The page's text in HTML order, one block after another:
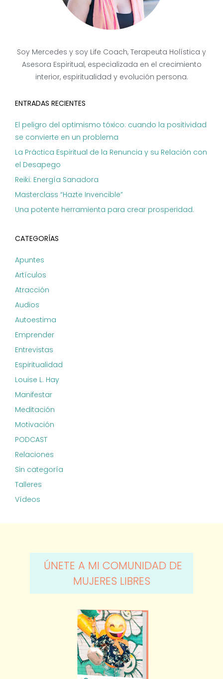
Soy Mercedes y soy Life Coach, Terapeuta Holística y
Asesora Espiritual, especializada en el crecimiento
interior, espiritualidad y evolución persona.
ENTRADAS RECIENTES
El peligro del optimismo tóxico: cuando la positividad
se convierte en un problema
La Práctica Espiritual de la Renuncia y su Relación con
el Desapego
Reiki: Energía Sanadora
Masterclass “Hazte Invencible”
Una potente herramienta para crear prosperidad.
CATEGORÍAS
Apuntes
Artículos
Atracción
Audios
Autoestima
Emprender
Entrevistas
Espiritualidad
Louise L. Hay
Manifestar
Meditación
Motivación
PODCAST
Relaciones
Sin categoría
Talleres
Vídeos
ÚNETE A MI COMUNIDAD DE
MUJERES LIBRES